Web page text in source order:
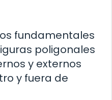
fundamentales
poligonales
y externos
y fuera de